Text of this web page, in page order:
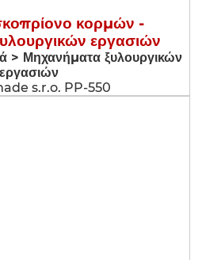
κορμών -
εργασιών
Μηχανήματα ξυλουργικών
εργασιών
s.r.o. PP-550